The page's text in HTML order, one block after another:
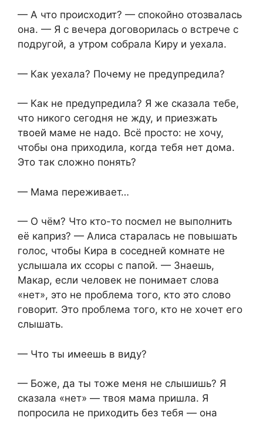
— А что происходит? — спокойно отозвалась
она. — Я с вечера договорилась о встрече с
подругой, а утром собрала Киру и уехала.
— Как уехала? Почему не предупредила?
— Как не предупредила? Я же сказала тебе,
что никого сегодня не жду, и приезжать
твоей маме не надо. Всё просто: не хочу,
чтобы она приходила, когда тебя нет дома.
Это так сложно понять?
— Мама переживает…
— О чём? Что кто-то посмел не выполнить
её каприз? — Алиса старалась не повышать
голос, чтобы Кира в соседней комнате не
услышала их ссоры с папой. — Знаешь,
Макар, если человек не понимает слова
«нет», это не проблема того, кто это слово
говорит. Это проблема того, кто не хочет его
слышать.
— Что ты имеешь в виду?
— Боже, да ты тоже меня не слышишь? Я
сказала «нет» — твоя мама пришла. Я
попросила не приходить без тебя — она